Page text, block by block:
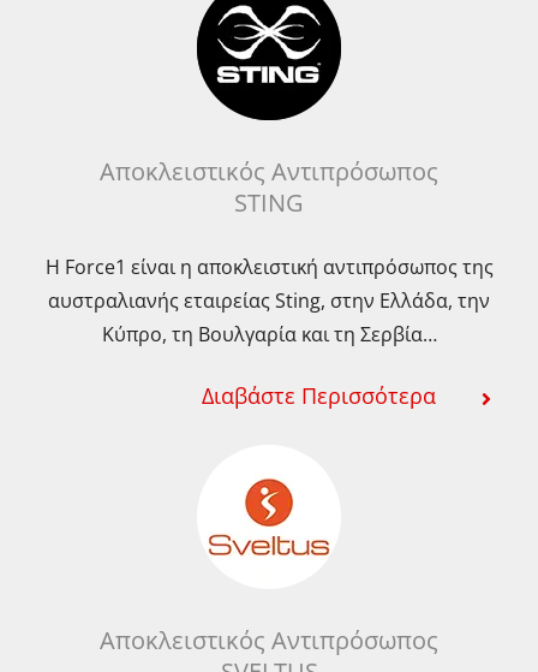
Αποκλειστικός Αντιπρόσωπος
STING
Η Force1 είναι η αποκλειστική αντιπρόσωπος της
αυστραλιανής εταιρείας Sting, στην Ελλάδα, την
Κύπρο, τη Βουλγαρία και τη Σερβία…
Διαβάστε Περισσότερα
Αποκλειστικός Αντιπρόσωπος